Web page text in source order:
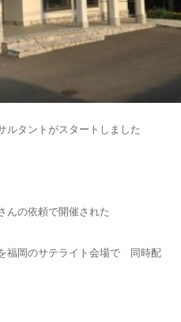
ルタントがスタートしました
の依頼で開催された
福岡のサテライト会場で 同時配